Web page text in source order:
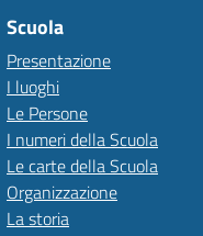
Scuola
Presentazione
I luoghi
Le Persone
I numeri della Scuola
Le carte della Scuola
Organizzazione
La storia